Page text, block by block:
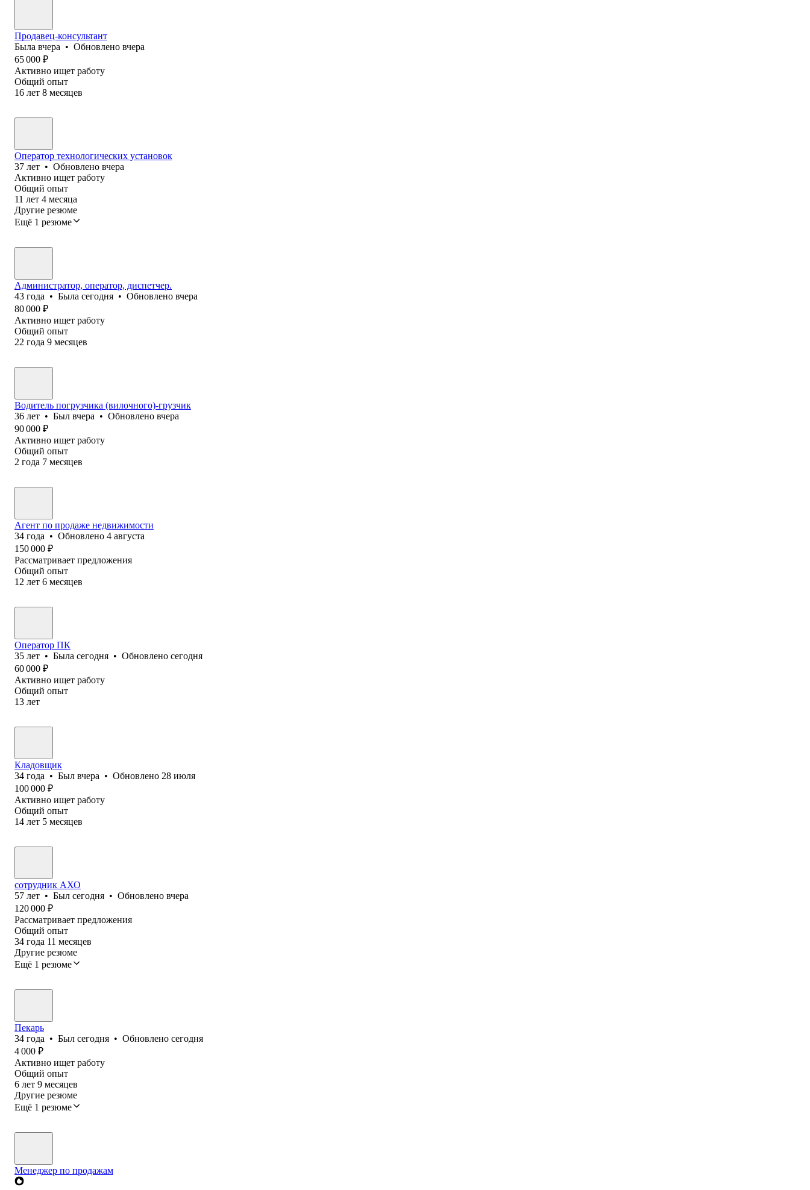
Продавец-консультант
Была вчера • Обновлено вчера
65 000 ₽
Активно ищет работу
Общий опыт
16 лет 8 месяцев
Оператор технологических установок
37 лет • Обновлено вчера
Активно ищет работу
Общий опыт
11 лет 4 месяца
Другие резюме
Ещё 1 резюме
Администратор, оператор, диспетчер.
43 года • Была сегодня • Обновлено вчера
80 000 ₽
Активно ищет работу
Общий опыт
22 года 9 месяцев
Водитель погрузчика (вилочного)-грузчик
36 лет • Был вчера • Обновлено вчера
90 000 ₽
Активно ищет работу
Общий опыт
2 года 7 месяцев
Агент по продаже недвижимости
34 года • Обновлено 4 августа
150 000 ₽
Рассматривает предложения
Общий опыт
12 лет 6 месяцев
Оператор ПК
35 лет • Была сегодня • Обновлено сегодня
60 000 ₽
Активно ищет работу
Общий опыт
13 лет
Кладовщик
34 года • Был вчера • Обновлено 28 июля
100 000 ₽
Активно ищет работу
Общий опыт
14 лет 5 месяцев
сотрудник АХО
57 лет • Был сегодня • Обновлено вчера
120 000 ₽
Рассматривает предложения
Общий опыт
34 года 11 месяцев
Другие резюме
Ещё 1 резюме
Пекарь
34 года • Был сегодня • Обновлено сегодня
4 000 ₽
Активно ищет работу
Общий опыт
6 лет 9 месяцев
Другие резюме
Ещё 1 резюме
Менеджер по продажам